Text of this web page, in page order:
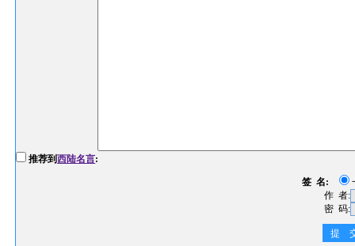
推荐到西陆名言:
签 名:
作 者:
密 码:
提